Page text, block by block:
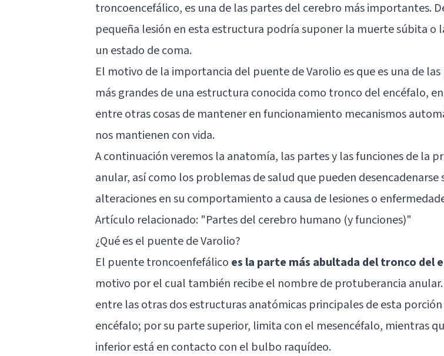
troncoencefálico, es una de las partes del cerebro más importantes.
pequeña lesión en esta estructura podría suponer la muerte súbita o
un estado de coma.
El motivo de la importancia del puente de Varolio es que es una de
más grandes de una estructura conocida como tronco del encéfalo,
entre otras cosas de mantener en funcionamiento mecanismos
nos mantienen con vida.
A continuación veremos la anatomía, las partes y las funciones de la
anular, así como los problemas de salud que pueden desencadenarse
alteraciones en su comportamiento a causa de lesiones o
Artículo relacionado: "Partes del cerebro humano (y funciones)"
¿Qué es el puente de Varolio?
El puente troncoenfefálico es la parte más abultada del tronco del
motivo por el cual también recibe el nombre de protuberancia
entre las otras dos estructuras anatómicas principales de esta
encéfalo; por su parte superior, limita con el mesencéfalo, mientras
inferior está en contacto con el bulbo raquídeo.